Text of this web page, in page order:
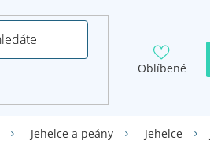
Oblíbené
Jehelce a peány Jehelce